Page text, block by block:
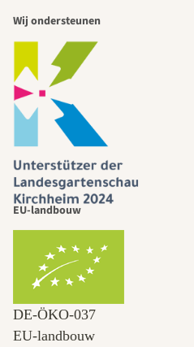
Wij ondersteunen
EU-landbouw
DE‑ÖKO‑037
EU-landbouw